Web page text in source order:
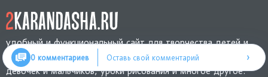
0 комментариев Оставь свой комментарий ›
удобный и функциональный сайт для творчества детей и
взрослых. Здесь можно найти картинки-раскраски для
девочек и мальчиков, уроки рисования и многое другое.